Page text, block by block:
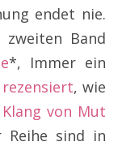
endet nie.
Band
*, Immer ein
rezensiert, wie
von Mut
Reihe sind in